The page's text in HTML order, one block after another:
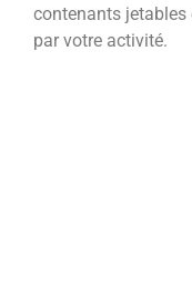
contenants jetables
par votre activité.